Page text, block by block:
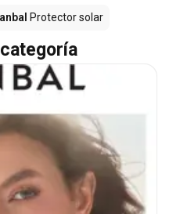
Protector solar